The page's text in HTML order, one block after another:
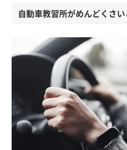
自動車教習所がめんどくさ